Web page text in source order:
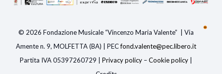
© 2026 Fondazione Musicale “Vincenzo Maria Valente” | Via
Amente n. 9, MOLFETTA (BA) | PECfond.valente@pec.libero.it
Partita IVA 05397260729 |Privacy policy –Cookie policy